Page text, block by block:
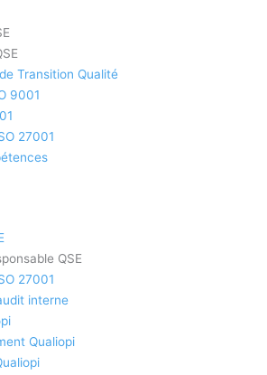
Transition Qualité
9001
27001
QSE
27001
interne
Qualiopi